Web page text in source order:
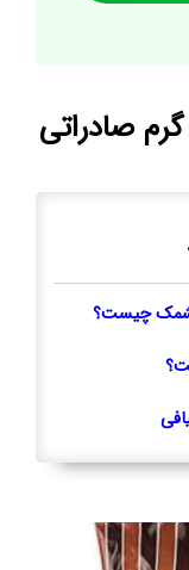
پشمک چیست؟